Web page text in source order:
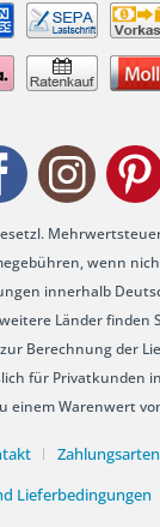
wenn
innerhalb
weitere Länder finden
Berechnung der
für Privatkunden
einem Warenwert
Zahlungsarten
Lieferbedingungen